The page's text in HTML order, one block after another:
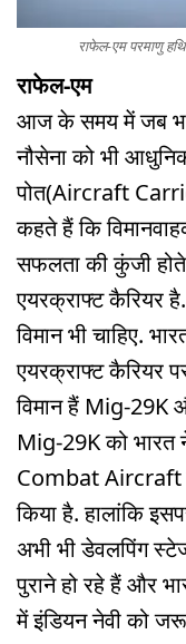
राफेल-एम परमाणु
राफेल-एम
आज के समय में जब
नौसेना को भी
पोत(Aircraft
कहते हैं कि
सफलता की कुंजी
एयरक्राफ्ट कैरियर
विमान भी चाहिए.
एयरक्राफ्ट कैरियर
विमान हैं Mig-
Mig-29K को भारत
Combat Aircraft
किया है. हालांकि
अभी भी डेवलपिंग
पुराने हो रहे हैं और
में इंडियन नेवी को